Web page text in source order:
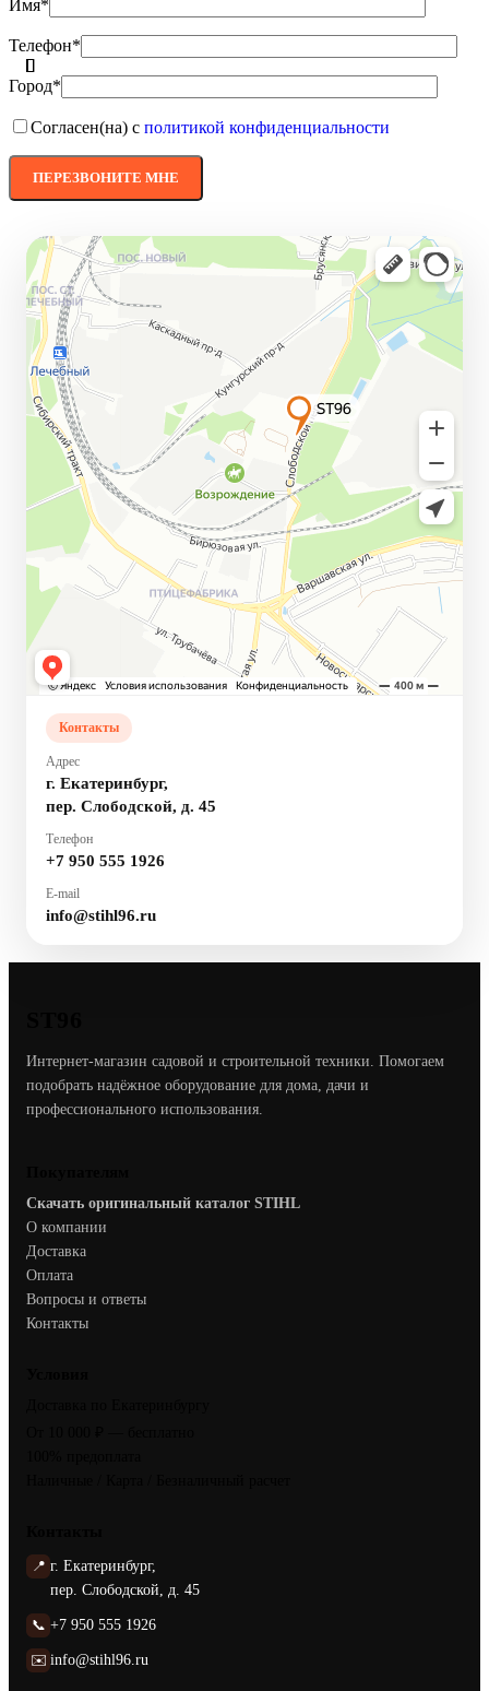
Имя*
Телефон*
Город*
Согласен(на) с политикой конфиденциальности
Контакты
Адрес
г. Екатеринбург,
пер. Слободской, д. 45
Телефон
+7 950 555 1926
E-mail
info@stihl96.ru
Интернет-магазин садовой и строительной техники. Помогаем
подобрать надёжное оборудование для дома, дачи и
профессионального использования.
Скачать оригинальный каталог STIHL
О компании
Доставка
Оплата
Вопросы и ответы
Контакты
📍 г. Екатеринбург,
пер. Слободской, д. 45
📞 +7 950 555 1926
✉️ info@stihl96.ru